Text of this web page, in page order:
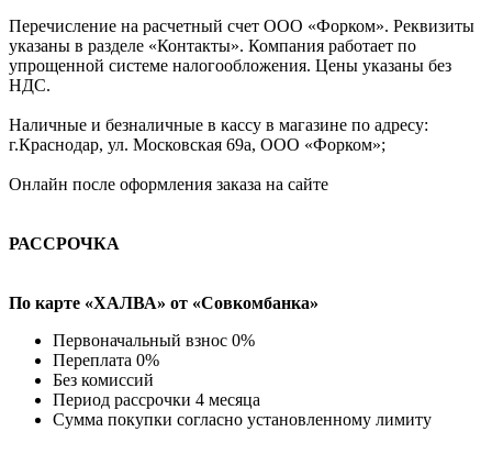
Перечисление на расчетный счет ООО «Форком». Реквизиты
указаны в разделе «Контакты». Компания работает по
упрощенной системе налогообложения. Цены указаны без
НДС.
Наличные и безналичные в кассу в магазине по адресу:
г.Краснодар, ул. Московская 69а, ООО «Форком»;
Онлайн после оформления заказа на сайте
РАССРОЧКА
По карте «ХАЛВА» от «Совкомбанка»
Первоначальный взнос 0%
Переплата 0%
Без комиссий
Период рассрочки 4 месяца
Сумма покупки согласно установленному лимиту